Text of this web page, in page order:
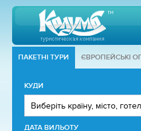
ПАКЕТНІ ТУРИ ЄВРОПЕЙСЬКІ
КУДИ
ДАТА ВИЛЬОТУ